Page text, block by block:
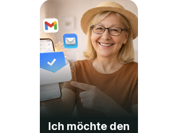
Ich möchte den